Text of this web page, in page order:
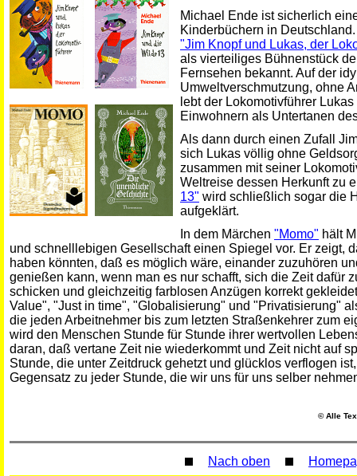
Michael Ende ist sicherlich
Kinderbüchern in
"Jim Knopf und Lukas, der
als vierteiliges Bühnenstück
Fernsehen bekannt. Auf der
Umweltverschmutzung, ohne
lebt der Lokomotivführer
Einwohnern als Untertanen
Als dann durch einen Zufall
sich Lukas völlig ohne
zusammen mit seiner
Weltreise dessen Herkunft zu
13" wird schließlich sogar die
aufgeklärt.
In dem Märchen "Momo" hält
und schnelllebigen Gesellschaft einen Spiegel vor. Er zeigt,
haben könnten, daß es möglich wäre, einander zuzuhören
genießen kann, wenn man es nur schafft, sich die Zeit dafür
schicken und gleichzeitig farblosen Anzügen korrekt
Value", "Just in time", "Globalisierung" und "Privatisierung"
die jeden Arbeitnehmer bis zum letzten Straßenkehrer zum
wird den Menschen Stunde für Stunde ihrer wertvollen
daran, daß vertane Zeit nie wiederkommt und Zeit nicht auf
Stunde, die unter Zeitdruck gehetzt und glücklos verflogen
Gegensatz zu jeder Stunde, die wir uns für uns selber
© Alle
Nach oben